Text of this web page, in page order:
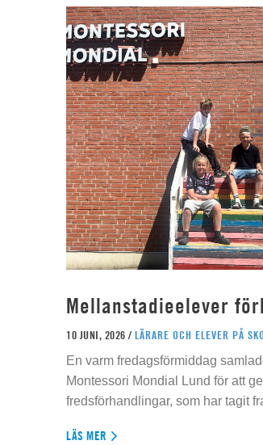
Mellanstadieelever
10 JUNI, 2026 / LÄRARE OCH ELEVER PÅ
En varm fredagsförmiddag
Montessori Mondial Lund för att
fredsförhandlingar, som har tagit
LÄS MER